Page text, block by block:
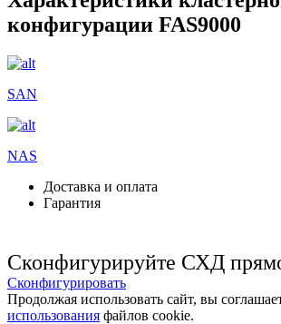
конфигурации FAS9000
SAN
NAS
Доставка и оплата
Гарантия
Сконфигурируйте СХД
Сконфигурировать
Продолжая использовать сайт, вы
использования файлов cookie.